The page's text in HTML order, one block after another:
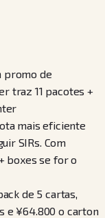
promo de
traz 11 pacotes +
mais eficiente
SIRs. Com
boxes se for o
de 5 cartas,
e ¥64.800 o carton